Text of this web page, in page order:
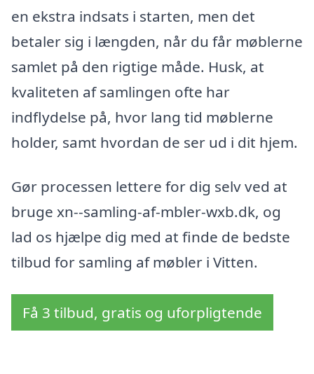
en ekstra indsats i starten, men det
betaler sig i længden, når du får møblerne
samlet på den rigtige måde. Husk, at
kvaliteten af samlingen ofte har
indflydelse på, hvor lang tid møblerne
holder, samt hvordan de ser ud i dit hjem.
Gør processen lettere for dig selv ved at
bruge xn--samling-af-mbler-wxb.dk, og
lad os hjælpe dig med at finde de bedste
tilbud for samling af møbler i Vitten.
Få 3 tilbud, gratis og uforpligtende